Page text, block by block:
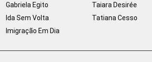
Gabriela Egito
Ida Sem Volta
Imigração Em Dia
Taiara Desirée
Tatiana Cesso